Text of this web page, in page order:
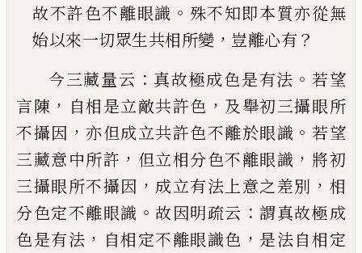
故不許色不離眼識 。 殊不知即本質亦從無
始以來一切眾生共相所變 ， 豈離心有？
今三藏量云 ： 真故極成色是有法 。 若望
言陳 ， 自相是立敵共許色 ， 及舉初三攝眼所
不攝因 ，亦但成立共許色不離於眼識 。 若望
三藏意中所許 ， 但立相分色不離眼識 ， 將初
三攝眼所不攝因 ， 成立有法上意之差別 ， 相
分色定不離眼識 。故因明疏云 ：謂真故極成
色是有法 ， 自相定不離眼識色 ， 是法自相定